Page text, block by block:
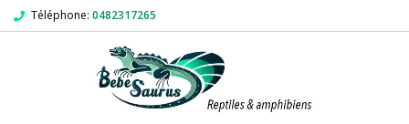
Téléphone: 0482317265